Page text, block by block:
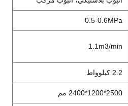
0.5-0.6MPa
1.1m3/min
2.2 كيلوواط
2500*1200*2400 مم